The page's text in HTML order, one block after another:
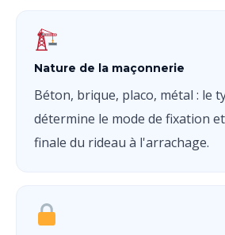
Nature de la maçonnerie
Béton, brique, placo, métal : le
détermine le mode de fixation
finale du rideau à l'arrachage.